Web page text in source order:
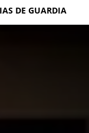
DE GUARDIA